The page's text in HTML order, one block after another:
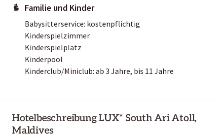
Familie und Kinder
Babysitterservice: kostenpflichtig
Kinderspielzimmer
Kinderspielplatz
Kinderpool
Kinderclub/Miniclub: ab 3 Jahre, bis 11 Jahre
Hotelbeschreibung LUX* South Ari Atoll,
Maldives